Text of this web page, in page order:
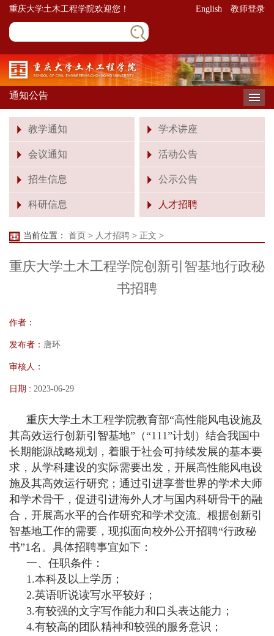
重庆大学土木工程学院欢迎您！ English 教师登录
通知公告
教学通知 学术讲座
会议通知 活动公告
招生信息 公示公告
科研信息 人才招聘
当前位置： 首页 > 人才招聘 > 正文 >
重庆大学土木工程学院创新引智基地行政秘
书招聘
作者：
发布者： 唐环
审核人：
日期 : 2023-06-29
重庆大学土木工程学院教育部“高性能风电设施及
其高效运行创新引智基地”（“111”计划）结合我国中
长期能源战略规划，着眼于社会可持续发展的基本要
求，从学科建设的实际需要出发，开展高性能风电设
施及其高效运行研究；通过引进享誉世界的学术大师
和学术骨干，促进引进海外人才与国内科研骨干的融
合，开展高水平的合作研究和学术交流。根据创新引
智基地工作的需要，现拟面向校外公开招聘“行政秘
书”1名。具体招聘事宜如下：
一、任职条件：
1.本科及以上学历；
2.英语听说读写水平较好；
3.有较强的文字写作能力和口头表达能力；
4.有较高的团队精神和较强的服务意识；